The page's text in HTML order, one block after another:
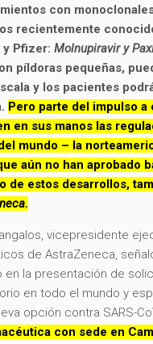
con
recientemente
y Pfizer:Molnupiravir y
píldoras pequeñas,
y los pacientes
Pero parte del impulso a
en sus manos las
mundo – la
aún no han aprobado
de estos desarrollos,
vicepresidente
de AstraZeneca,
en la presentación de
en todo el mundo y
opción contra SARS-
con sede en